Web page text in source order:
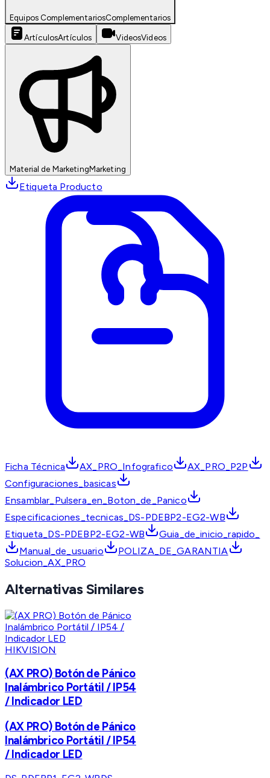
Equipos ComplementariosComplementarios
ArtículosArtículos VideosVideos
Material de MarketingMarketing
Etiqueta Producto
Ficha Técnica AX_PRO_Infografico
AX_PRO_P2P
Configuraciones_basicas
Ensamblar_Pulsera_en_Boton_de_Panico
Especificaciones_tecnicas_DS-PDEBP2-EG2-WB
Etiqueta_DS-PDEBP2-EG2-WB
Guia_de_inicio_rapido_
Manual_de_usuario
POLIZA_DE_GARANTIA
Solucion_AX_PRO
Alternativas Similares
HIKVISION
(AX PRO) Botón de Pánico
Inalámbrico Portátil / IP54
/ Indicador LED
(AX PRO) Botón de Pánico
Inalámbrico Portátil / IP54
/ Indicador LED